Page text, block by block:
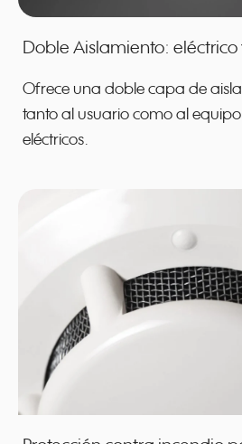
Doble Aislamiento: eléctrico
Ofrece una doble capa de
tanto al usuario como al
eléctricos.